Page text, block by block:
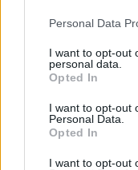
Please note that this
not limited to your
grant or deny
use your data for
consent section.
Personal Data
I want to opt-out
personal data.
Opted In
I want to opt-out
Personal Data.
Opted In
I want to opt-out